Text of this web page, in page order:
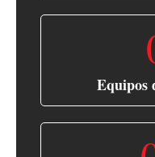
Equipos